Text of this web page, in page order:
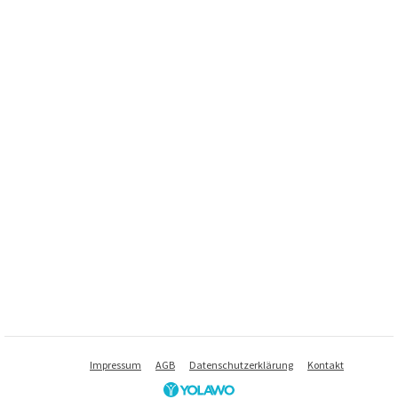
Impressum AGB Datenschutzerklärung Kontakt